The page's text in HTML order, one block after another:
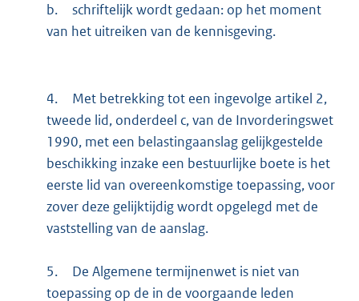
b.
schriftelijk wordt gedaan: op het moment
van het uitreiken van de kennisgeving.
4.
Met betrekking tot een ingevolge artikel 2,
tweede lid, onderdeel c, van de Invorderingswet
1990, met een belastingaanslag gelijkgestelde
beschikking inzake een bestuurlijke boete is het
eerste lid van overeenkomstige toepassing, voor
zover deze gelijktijdig wordt opgelegd met de
vaststelling van de aanslag.
5.
De Algemene termijnenwet is niet van
toepassing op de in de voorgaande leden